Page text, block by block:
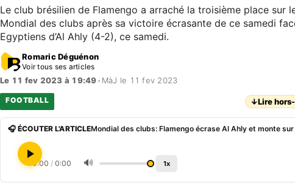
Le club brésilien de Flamengo a arraché la troisième place sur
Mondial des clubs après sa victoire écrasante de ce samedi
Egyptiens d’Al Ahly (4-2), ce samedi.
Romaric Déguénon
Voir tous ses articles
Le 11 fev 2023 à 19:49• MàJ le 11 fev 2023
FOOTBALL ↓Lire
🎧 ÉCOUTER L'ARTICLEMondial des clubs: Flamengo écrase Al Ahly et monte
0:00 / 0:00 🔊 1x